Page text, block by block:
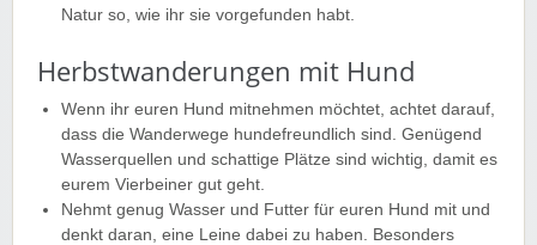
Natur so, wie ihr sie vorgefunden habt.
Herbstwanderungen mit Hund
Wenn ihr euren Hund mitnehmen möchtet, achtet darauf,
dass die Wanderwege hundefreundlich sind. Genügend
Wasserquellen und schattige Plätze sind wichtig, damit es
eurem Vierbeiner gut geht.
Nehmt genug Wasser und Futter für euren Hund mit und
denkt daran, eine Leine dabei zu haben. Besonders